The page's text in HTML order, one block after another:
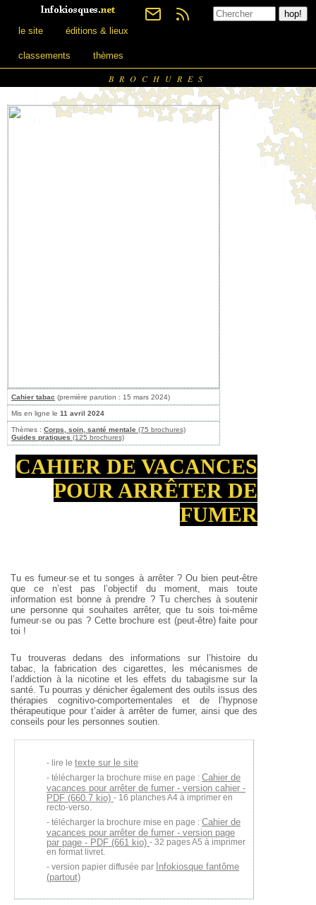
le site éditions & lieux
classements thèmes
BROCHURES
Cahier tabac (première parution : 15 mars 2024)
Mis en ligne le 11 avril 2024
Thèmes : Corps, soin, santé mentale (75 brochures)
Guides pratiques (125 brochures)
CAHIER DE VACANCES
POUR ARRÊTER DE
FUMER
Tu es fumeur·se et tu songes à arrêter ? Ou bien peut-être
que ce n’est pas l’objectif du moment, mais toute
information est bonne à prendre ? Tu cherches à soutenir
une personne qui souhaites arrêter, que tu sois toi-même
fumeur·se ou pas ? Cette brochure est (peut-être) faite pour
toi !
Tu trouveras dedans des informations sur l’histoire du
tabac, la fabrication des cigarettes, les mécanismes de
l’addiction à la nicotine et les effets du tabagisme sur la
santé. Tu pourras y dénicher également des outils issus des
thérapies cognitivo-comportementales et de l’hypnose
thérapeutique pour t’aider à arrêter de fumer, ainsi que des
conseils pour les personnes soutien.
lire le texte sur le site
télécharger la brochure mise en page : Cahier de
vacances pour arrêter de fumer - version cahier -
PDF (660.7 kio) - 16 planches A4 à imprimer en
recto-verso.
télécharger la brochure mise en page : Cahier de
vacances pour arrêter de fumer - version page
par page - PDF (661 kio) - 32 pages A5 à imprimer
en format livret.
version papier diffusée par Infokiosque fantôme
(partout)